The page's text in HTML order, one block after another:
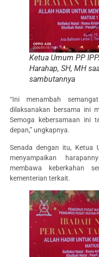
Ketua Umum PP
Harahap, SH, MH
sambutannya
“Ini menambah
dilaksanakan bersama ini
Semoga kebersamaan ini
depan,” ungkapnya.
Senada dengan itu, Ketua
menyampaikan
membawa keberkahan
kementerian terkait.